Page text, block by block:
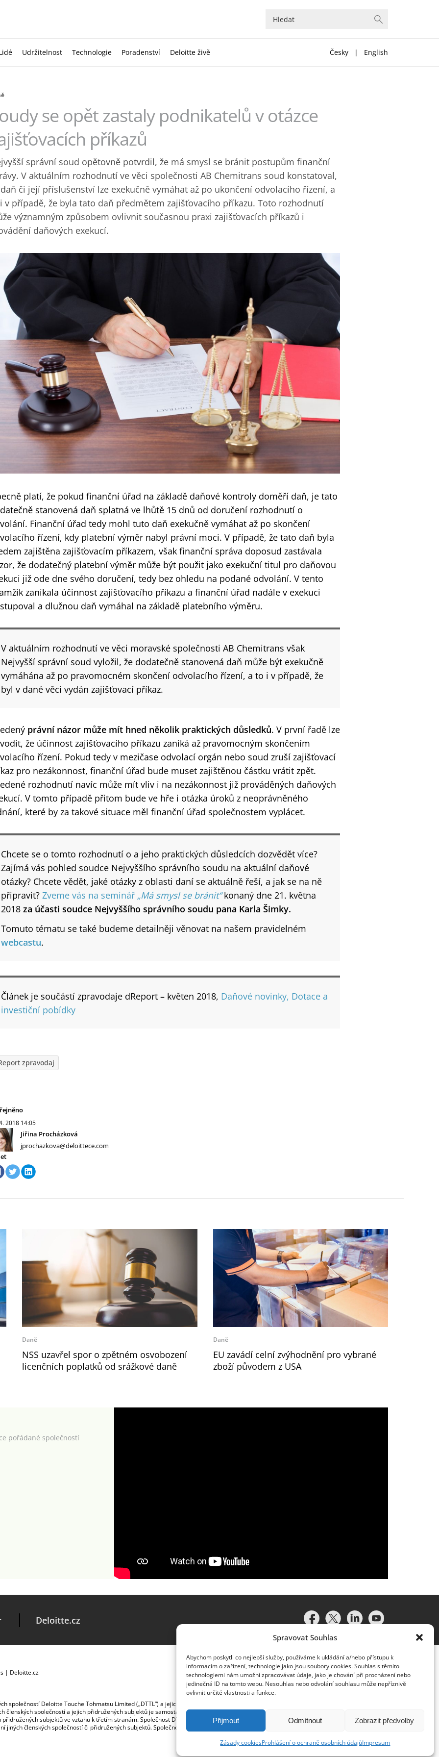
Spravovat Souhlas
Abychom poskytli co nejlepší služby, používáme k ukládání a/nebo přístupu k
informacím o zařízení, technologie jako jsou soubory cookies. Souhlas s těmito
technologiemi nám umožní zpracovávat údaje, jako je chování při procházení nebo
jedinečná ID na tomto webu. Nesouhlas nebo odvolání souhlasu může nepříznivě
ovlivnit určité vlastnosti a funkce.
Přijmout Odmítnout Zobrazit předvolby
Zásady cookiesProhlášení o ochraně osobních údajůImpresum
Udržitelnost Technologie Poradenství Deloitte živě Česky | English
se opět zastaly podnikatelů v otázce
příkazů
správní soud opětovně potvrdil, že má smysl se bránit postupům finanční
V aktuálním rozhodnutí ve věci společnosti AB Chemitrans soud konstatoval,
či její příslušenství lze exekučně vymáhat až po ukončení odvolacího řízení, a
v případě, že byla tato daň předmětem zajišťovacího příkazu. Toto rozhodnutí
významným způsobem ovlivnit současnou praxi zajišťovacích příkazů i
daňových exekucí.
platí, že pokud finanční úřad na základě daňové kontroly doměří daň, je tato
stanovená daň splatná ve lhůtě 15 dnů od doručení rozhodnutí o
Finanční úřad tedy mohl tuto daň exekučně vymáhat až po skončení
řízení, kdy platební výměr nabyl právní moci. V případě, že tato daň byla
zajištěna zajišťovacím příkazem, však finanční správa doposud zastávala
že dodatečný platební výměr může být použit jako exekuční titul pro daňovou
již ode dne svého doručení, tedy bez ohledu na podané odvolání. V tento
zanikala účinnost zajišťovacího příkazu a finanční úřad nadále v exekuci
a dlužnou daň vymáhal na základě platebního výměru.
V aktuálním rozhodnutí ve věci moravské společnosti AB Chemitrans však
Nejvyšší správní soud vyložil, že dodatečně stanovená daň může být exekučně
vymáhána až po pravomocném skončení odvolacího řízení, a to i v případě, že
byl v dané věci vydán zajišťovací příkaz.
právní názor může mít hned několik praktických důsledků. V první řadě lze
že účinnost zajišťovacího příkazu zaniká až pravomocným skončením
řízení. Pokud tedy v mezičase odvolací orgán nebo soud zruší zajišťovací
pro nezákonnost, finanční úřad bude muset zajištěnou částku vrátit zpět.
rozhodnutí navíc může mít vliv i na nezákonnost již prováděných daňových
V tomto případě přitom bude ve hře i otázka úroků z neoprávněného
které by za takové situace měl finanční úřad společnostem vyplácet.
Chcete se o tomto rozhodnutí o a jeho praktických důsledcích dozvědět více?
Zajímá vás pohled soudce Nejvyššího správního soudu na aktuální daňové
otázky? Chcete vědět, jaké otázky z oblasti daní se aktuálně řeší, a jak se na ně
připravit? Zveme vás na seminář „Má smysl se bránit“ konaný dne 21. května
2018 za účasti soudce Nejvyššího správního soudu pana Karla Šimky.
Tomuto tématu se také budeme detailněji věnovat na našem pravidelném
webcastu.
Článek je součástí zpravodaje dReport – květen 2018, Daňové novinky, Dotace a
investiční pobídky
zpravodaj
2018 14:05
Jiřina Procházková
jprochazkova@deloittece.com
Daně
NSS uzavřel spor o zpětném osvobození
licenčních poplatků od srážkové daně
Daně
EU zavádí celní zvýhodnění pro vybrané
zboží původem z USA
pořádané společností
Deloitte.cz
| Deloitte.cz
společností Deloitte Touche Tohmatsu Limited („DTTL“) a jejich dceřiné a přidružené subjekty (souhrnně „organizace Deloitte“). Společnost
členských společností a jejich přidružených subjektů je samostatným a nezávislým právním subjektem, který není oprávněn zavazovat nebo
subjektů ve vztahu k třetím stranám. Společnost DTTL a každá členská společnost a přidružený subjekt nese odpovědnost pouze
jiných členských společností či přidružených subjektů. Společnost DTTL služby klientům neposkytuje. Více informací najdete na adrese